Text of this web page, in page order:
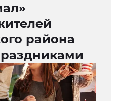
района